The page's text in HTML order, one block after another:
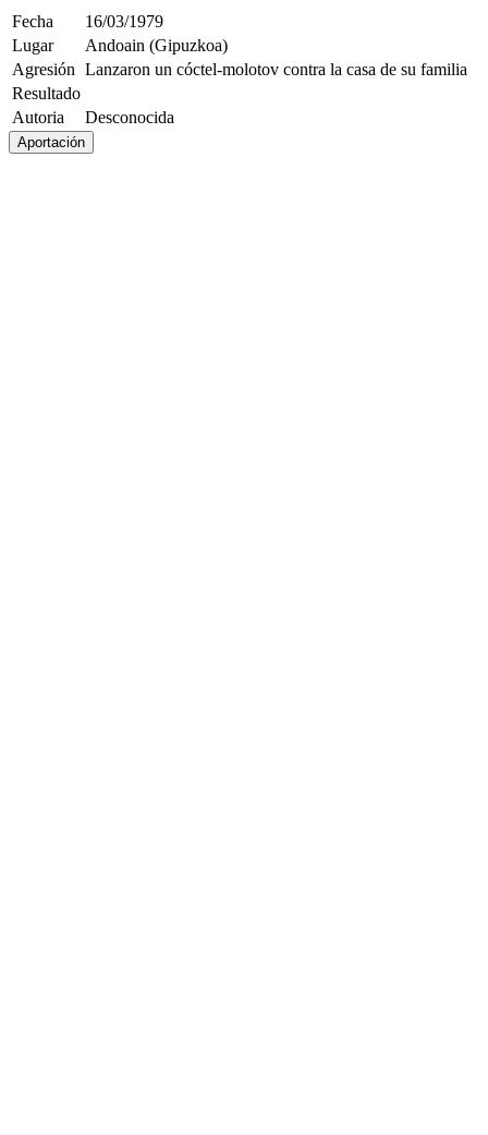
Fecha
16/03/1979
Lugar
Andoain (Gipuzkoa)
Agresión Lanzaron un cóctel-molotov contra la casa de su familia
Resultado
Autoria
Desconocida